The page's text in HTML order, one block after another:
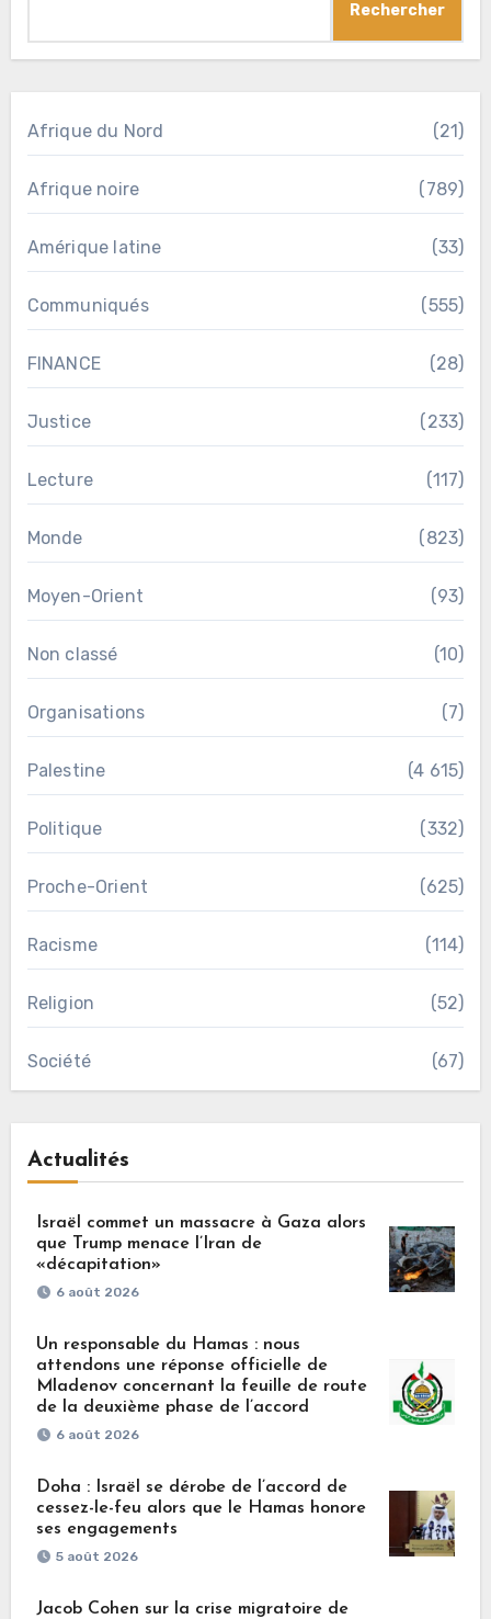
Rechercher
Afrique du Nord (21)
Afrique noire (789)
Amérique latine (33)
Communiqués (555)
FINANCE (28)
Justice (233)
Lecture (117)
Monde (823)
Moyen-Orient (93)
Non classé (10)
Organisations (7)
Palestine (4 615)
Politique (332)
Proche-Orient (625)
Racisme (114)
Religion (52)
Société (67)
Actualités
Israël commet un massacre à Gaza alors
que Trump menace l’Iran de
«décapitation»
6 août 2026
Un responsable du Hamas : nous
attendons une réponse officielle de
Mladenov concernant la feuille de route
de la deuxième phase de l’accord
6 août 2026
Doha : Israël se dérobe de l’accord de
cessez-le-feu alors que le Hamas honore
ses engagements
5 août 2026
Jacob Cohen sur la crise migratoire de